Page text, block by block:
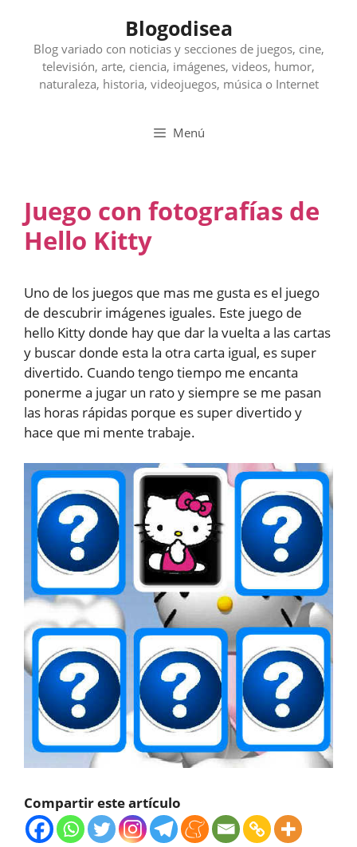
contenido
Blogodisea
Blog variado con noticias y secciones de juegos, cine,
televisión, arte, ciencia, imágenes, videos, humor,
naturaleza, historia, videojuegos, música o Internet
Menú
Juego con fotografías de
Hello Kitty
Uno de los juegos que mas me gusta es el juego
de descubrir imágenes iguales. Este juego de
hello Kitty donde hay que dar la vuelta a las cartas
y buscar donde esta la otra carta igual, es super
divertido. Cuando tengo tiempo me encanta
ponerme a jugar un rato y siempre se me pasan
las horas rápidas porque es super divertido y
hace que mi mente trabaje.
Compartir este artículo